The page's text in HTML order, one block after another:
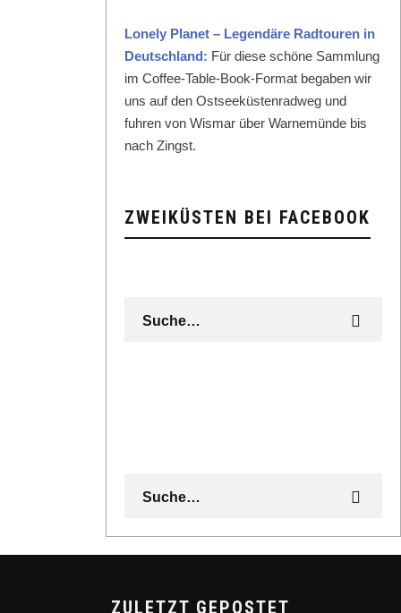
Lone­ly Plan­et – Leg­endäre Rad­touren in
Deutsch­land: Für diese schöne Samm­lung
im Cof­fee-Table-Book-For­mat begaben wir
uns auf den Ost­seeküsten­rad­weg und
fuhren von Wis­mar über Warnemünde bis
nach Zingst.
ZWEIKÜSTEN BEI FACEBOOK
ZULETZT GEPOSTET